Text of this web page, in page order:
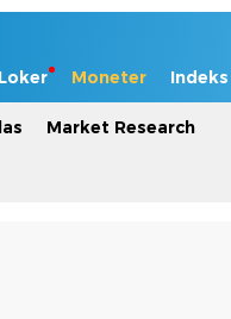
Loker Moneter Indeks
Market Research